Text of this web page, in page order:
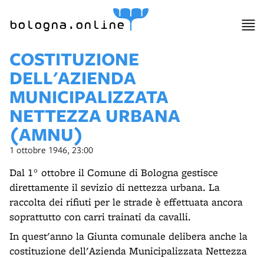
bologna.online
COSTITUZIONE
DELL'AZIENDA
MUNICIPALIZZATA
NETTEZZA URBANA
(AMNU)
1 ottobre 1946, 23:00
Dal 1° ottobre il Comune di Bologna gestisce
direttamente il sevizio di nettezza urbana. La
raccolta dei rifiuti per le strade è effettuata ancora
soprattutto con carri trainati da cavalli.
In quest'anno la Giunta comunale delibera anche la
costituzione dell'Azienda Municipalizzata Nettezza